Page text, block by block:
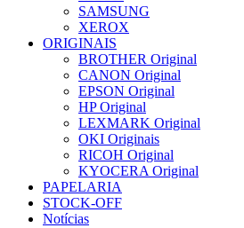
SAMSUNG
XEROX
ORIGINAIS
BROTHER Original
CANON Original
EPSON Original
HP Original
LEXMARK Original
OKI Originais
RICOH Original
KYOCERA Original
PAPELARIA
STOCK-OFF
Notícias